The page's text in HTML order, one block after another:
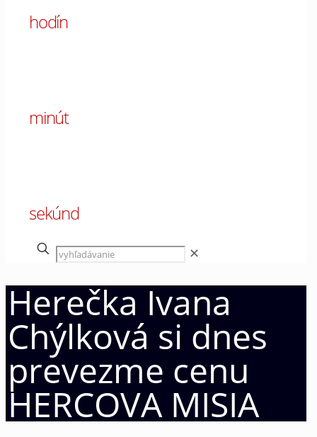
hodín
minút
sekúnd
✕
Herečka Ivana
Chýlková si dnes
prevezme cenu
HERCOVA MISIA